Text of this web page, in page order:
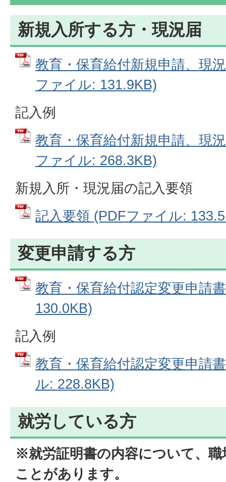
新規入所する方・現況届
教育・保育給付新規申請、現
ファイル: 131.9KB)
記入例
教育・保育給付新規申請、現
ファイル: 268.3KB)
新規入所・現況届の記入要領
記入要領 (PDFファイル:
変更申請する方
教育・保育給付認定変更申請
130.0KB)
記入例
教育・保育給付認定変更申請
ル: 228.8KB)
就労している方
※就労証明書の内容について、
ことがあります。